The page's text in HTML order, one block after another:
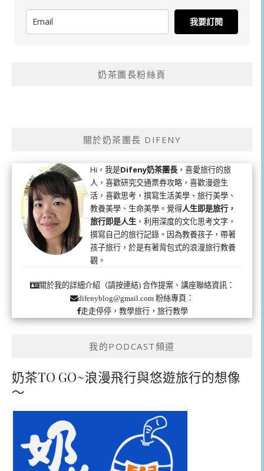
我要訂閱
奶茶團長粉絲頁
關於奶茶團長 DIFENY
Hi，我是Difeny奶茶團長 ，喜愛旅行的旅
人，喜歡研究交通票券攻略，喜歡漫遊生
活，喜歡思考，撰寫生活美學、旅行美學、
教養美學、生命美學。覺得人生即是旅行，
旅行即是人生 ，利用深度的文化思考文字，
撰寫自己的旅行記錄。因為教養孩子，帶著
孩子旅行，於是有著背包式的浪漫旅行教養
觀。
關於我的詳細介紹（請按連結)合作提案、講座聯絡資訊：
difenyblog@gmail.com 粉絲專頁：
走走停停，教學旅行，旅行教學
我的PODCAST頻道
奶茶TO GO~浪漫飛行與悠遊旅行的想像
～